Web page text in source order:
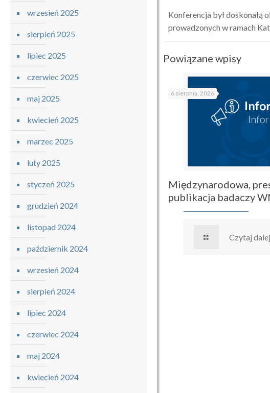
Konferencja był doskonałą
prowadzonych w ramach
Powiązane wpisy
6 sierpnia, 2026
Międzynarodowa,
publikacja badaczy
Czytaj dalej...
wrzesień 2025
sierpień 2025
lipiec 2025
czerwiec 2025
maj 2025
kwiecień 2025
marzec 2025
luty 2025
styczeń 2025
grudzień 2024
listopad 2024
październik 2024
wrzesień 2024
sierpień 2024
lipiec 2024
czerwiec 2024
maj 2024
kwiecień 2024